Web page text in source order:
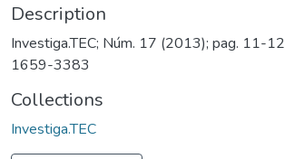
Description
Investiga.TEC; Núm. 17 (2013); pag. 11-12
1659-3383
Collections
Investiga.TEC